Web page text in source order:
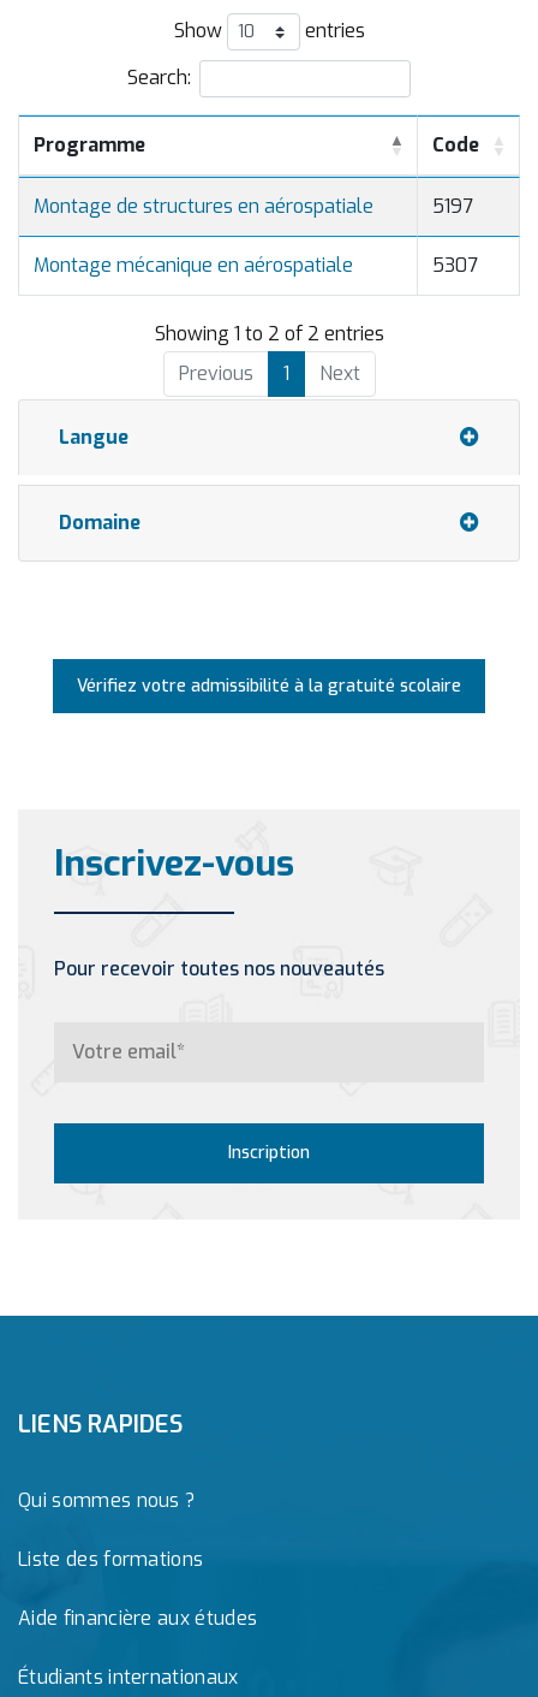
Show
entries
Search:
Programme Code
Montage de structures en aérospatiale 5197
Montage mécanique en aérospatiale 5307
Showing 1 to 2 of 2 entries
Previous
1 Next
Langue
Domaine
Vérifiez votre admissibilité à la gratuité scolaire
Inscrivez-vous
Pour recevoir toutes nos nouveautés
Inscription
LIENS RAPIDES
Qui sommes nous ?
Liste des formations
Aide financière aux études
Étudiants internationaux